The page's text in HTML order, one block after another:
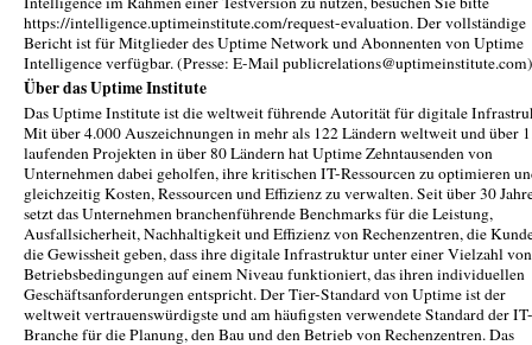
https://intelligence.uptimeinstitute.com/request-evaluation. Der vollständige
Bericht ist für Mitglieder des Uptime Network und Abonnenten von Uptime
Intelligence verfügbar. (Presse: E-Mail publicrelations@uptimeinstitute.com)
Über das Uptime Institute
Das Uptime Institute ist die weltweit führende Autorität für digitale
Mit über 4.000 Auszeichnungen in mehr als 122 Ländern weltweit und über
laufenden Projekten in über 80 Ländern hat Uptime Zehntausenden von
Unternehmen dabei geholfen, ihre kritischen IT-Ressourcen zu optimieren
gleichzeitig Kosten, Ressourcen und Effizienz zu verwalten. Seit über 30
setzt das Unternehmen branchenführende Benchmarks für die Leistung,
Ausfallsicherheit, Nachhaltigkeit und Effizienz von Rechenzentren, die
die Gewissheit geben, dass ihre digitale Infrastruktur unter einer Vielzahl von
Betriebsbedingungen auf einem Niveau funktioniert, das ihren individuellen
Geschäftsanforderungen entspricht. Der Tier-Standard von Uptime ist der
weltweit vertrauenswürdigste und am häufigsten verwendete Standard der IT-
Branche für die Planung, den Bau und den Betrieb von Rechenzentren. Das